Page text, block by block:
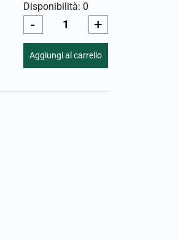
Disponibilità: 0
- +
Aggiungi al carrello